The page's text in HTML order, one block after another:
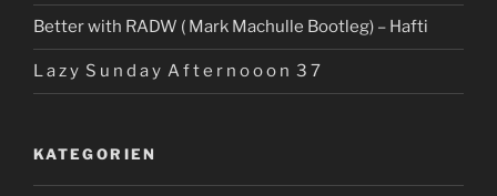
Better with RADW ( Mark Machulle Bootleg) – Hafti
L a z y S u n d a y A f t e r n o o o n 3 7
KATEGORIEN